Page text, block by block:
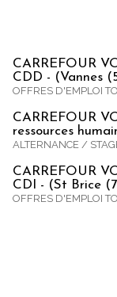
CARREFOUR
CDD - (Vannes
OFFRES D'EMPLOI
CARREFOUR
ressources
ALTERNANCE /
CARREFOUR
CDI - (St Brice
OFFRES D'EMPLOI